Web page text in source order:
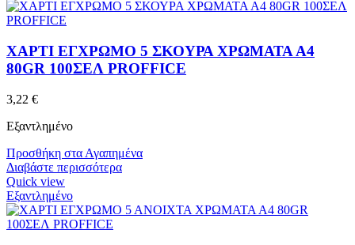
ΧΑΡΤΙ ΕΓΧΡΩΜΟ 5 ΣΚΟΥΡΑ ΧΡΩΜΑΤΑ Α4
80GR 100ΣΕΛ PROFFICE
3,22 €
Εξαντλημένο
Προσθήκη στα Αγαπημένα
Διαβάστε περισσότερα
Quick view
Εξαντλημένο